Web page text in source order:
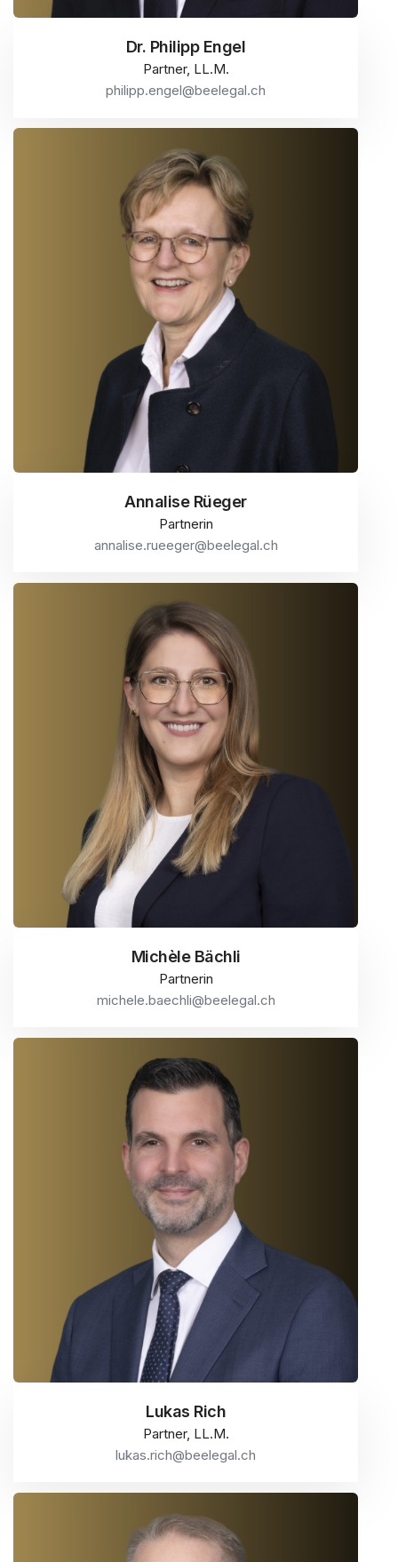
Dr. Philipp Engel
Partner, LL.M.
philipp.engel@beelegal.ch
Annalise Rüeger
Partnerin
annalise.rueeger@beelegal.ch
Michèle Bächli
Partnerin
michele.baechli@beelegal.ch
Lukas Rich
Partner, LL.M.
lukas.rich@beelegal.ch